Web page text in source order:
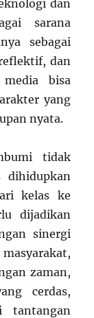
dan
sarana
sebagai
dan
media bisa
yang
nyata.
tidak
dihidupkan
kelas ke
dijadikan
sinergi
zaman,
cerdas,
tantangan